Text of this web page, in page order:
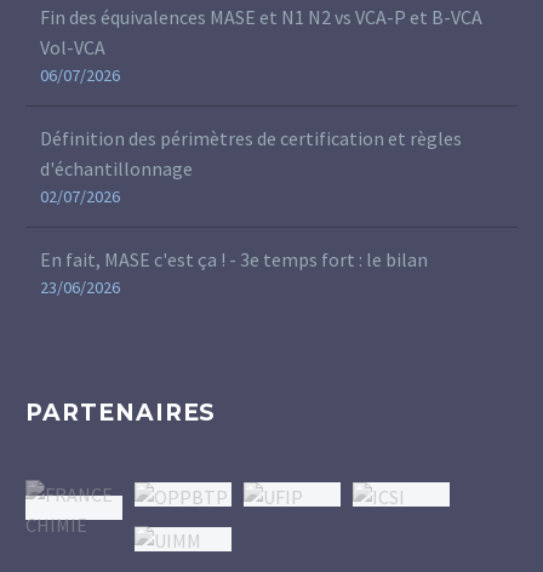
Fin des équivalences MASE et N1 N2 vs VCA-P et B-VCA
Vol-VCA
06/07/2026
Définition des périmètres de certification et règles
d'échantillonnage
02/07/2026
En fait, MASE c'est ça ! - 3e temps fort : le bilan
23/06/2026
PARTENAIRES